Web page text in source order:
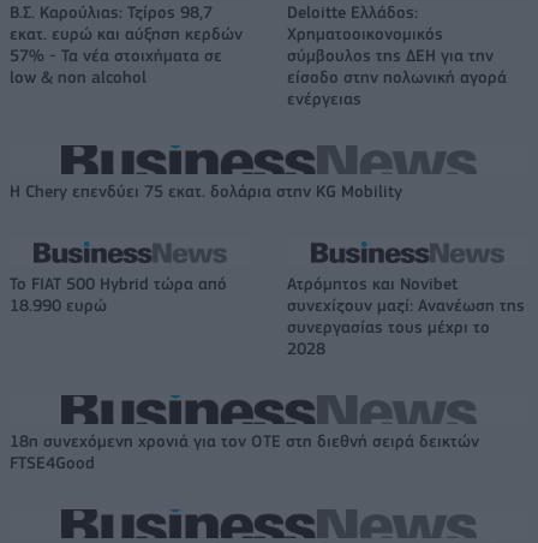
Β.Σ. Καρούλιας: Τζίρος 98,7
εκατ. ευρώ και αύξηση κερδών
57% - Τα νέα στοιχήματα σε
low & non alcohol
Deloitte Ελλάδος:
Χρηματοοικονομικός
σύμβουλος της ΔΕΗ για την
είσοδο στην πολωνική αγορά
ενέργειας
Η Chery επενδύει 75 εκατ. δολάρια στην KG Mobility
Το FIAT 500 Hybrid τώρα από
18.990 ευρώ
Ατρόμητος και Novibet
συνεχίζουν μαζί: Ανανέωση της
συνεργασίας τους μέχρι το
2028
18η συνεχόμενη χρονιά για τον ΟΤΕ στη διεθνή σειρά δεικτών
FTSE4Good